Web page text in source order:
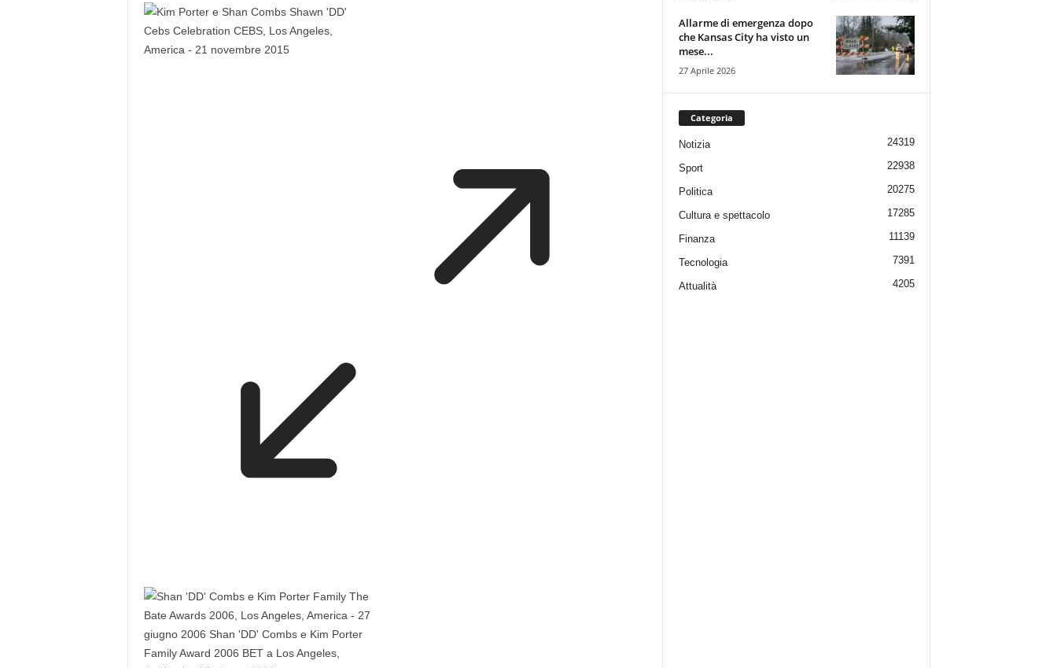
Allarme di emergenza dopo
che Kansas City ha visto un
mese...
27 Aprile 2026
Categoria
Notizia 24319
Sport 22938
Politica 20275
Cultura e spettacolo 17285
Finanza 11139
Tecnologia 7391
Attualità 4205